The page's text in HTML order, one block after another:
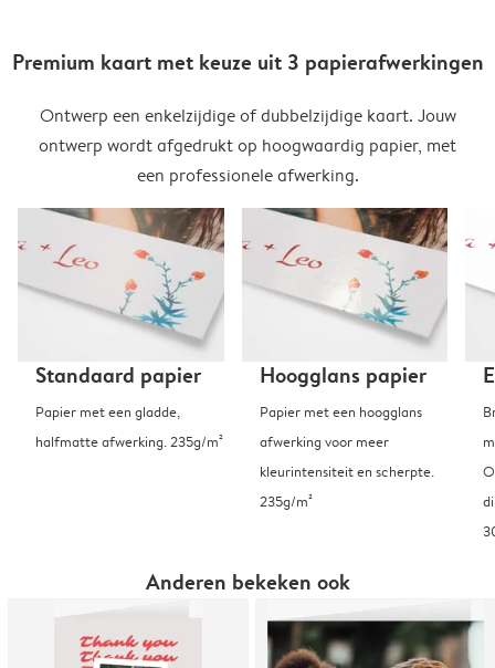
Premium kaart met keuze uit 3 papierafwerkingen
Ontwerp een enkelzijdige of dubbelzijdige kaart. Jouw
ontwerp wordt afgedrukt op hoogwaardig papier, met
een professionele afwerking.
Standaard papier
Papier met een gladde,
halfmatte afwerking. 235g/m²
Hoogglans papier
Papier met een hoogglans
afwerking voor meer
kleurintensiteit en scherpte.
235g/m²
Anderen bekeken ook